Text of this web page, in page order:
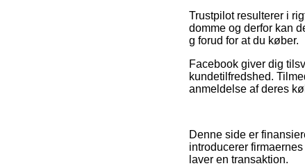
Trustpilot resulterer i
domme og derfor kan
g forud for at du køber.
Facebook giver dig
kundetilfredshed.
anmeldelse af deres
Denne side er
introducerer
laver en transaktion.